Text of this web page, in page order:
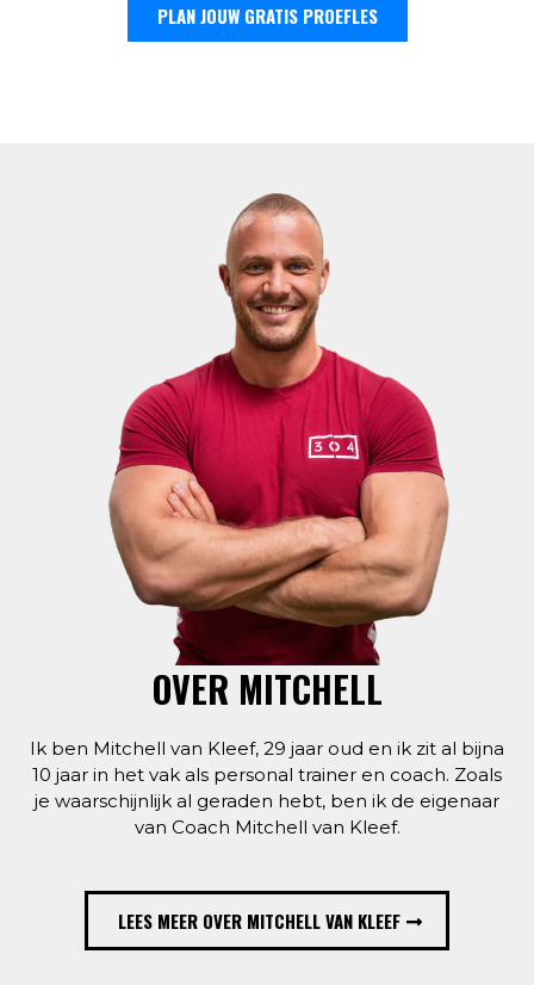
PLAN JOUW GRATIS PROEFLES
OVER MITCHELL
Ik ben Mitchell van Kleef, 29 jaar oud en ik zit al bijna
10 jaar in het vak als personal trainer en coach. Zoals
je waarschijnlijk al geraden hebt, ben ik de eigenaar
van Coach Mitchell van Kleef.
LEES MEER OVER MITCHELL VAN KLEEF